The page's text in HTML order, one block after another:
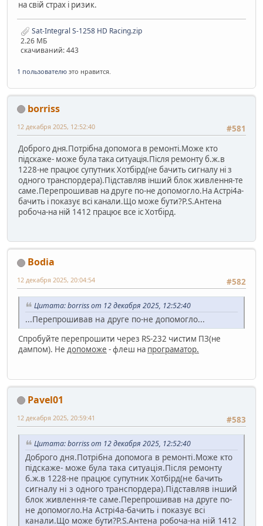
на свій страх і ризик.
Sat-Integral S-1258 HD Racing.zip
2.26 МБ
скачиваний: 443
1 пользователю это нравится.
borriss
#581
12 декабря 2025, 12:52:40
Доброго дня.Потрібна допомога в ремонті.Може кто
підскаже- може була така ситуація.Після ремонту б.ж.в
1228-не працює супутник Хотбірд(не бачить сигналу ні з
одного транспордера).Підставляв інший блок живлення-те
саме.Перепрошивав на друге по-не допомогло.На Астрі4а-
бачить і показує всі канали.Що може бути?P.S.Антена
робоча-на ній 1412 працює все іс Хотбірд.
Bodia
#582
12 декабря 2025, 20:04:54
Цитата: borriss от 12 декабря 2025, 12:52:40
...Перепрошивав на друге по-не допомогло...
Спробуйте перепрошити через RS-232 чистим ПЗ(не
дампом). Не допоможе - флеш на програматор.
Pavel01
#583
12 декабря 2025, 20:59:41
Цитата: borriss от 12 декабря 2025, 12:52:40
Доброго дня.Потрібна допомога в ремонті.Може кто
підскаже- може була така ситуація.Після ремонту
б.ж.в 1228-не працює супутник Хотбірд(не бачить
сигналу ні з одного транспордера).Підставляв інший
блок живлення-те саме.Перепрошивав на друге по-
не допомогло.На Астрі4а-бачить і показує всі
канали.Що може бути?P.S.Антена робоча-на ній 1412